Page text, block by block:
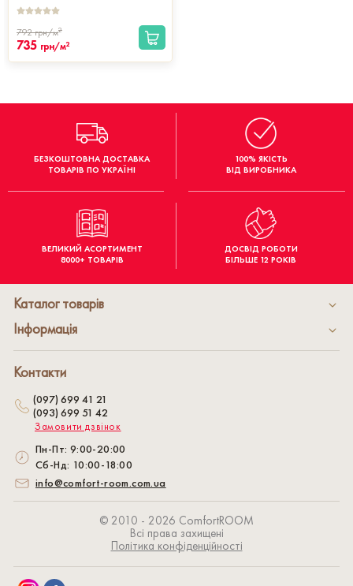
792грн/м2
735 грн/м2
БЕЗКОШТОВНА ДОСТАВКА
ТОВАРІВ ПО УКРАЇНІ
100% ЯКІСТЬ
ВІД ВИРОБНИКА
ВЕЛИКИЙ АСОРТИМЕНТ
8000+ ТОВАРІВ
ДОСВІД РОБОТИ
БІЛЬШЕ 12 РОКІВ
© 2010 - 2026 СomfortROOM
Всі права захищені
Політика конфіденційності
Каталог товарів
Інформація
Контакти
(097) 699 41 21
(093) 699 51 42
Замовити дзвінок
Пн-Пт: 9:00-20:00
Сб-Нд: 10:00-18:00
info@comfort-room.com.ua